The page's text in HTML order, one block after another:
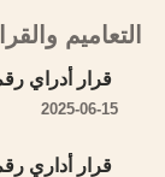
التعاميم
قرار أدراي رقم
2025-06-15
قرار أداري رقم